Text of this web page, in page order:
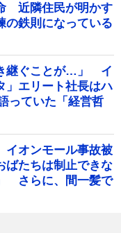
近隣住民が明かす
の鉄則になっている
継ぐことが…」 イ
」エリート社長はハ
っていた「経営哲
オンモール事故被
たちは制止できな
さらに、間一髪で